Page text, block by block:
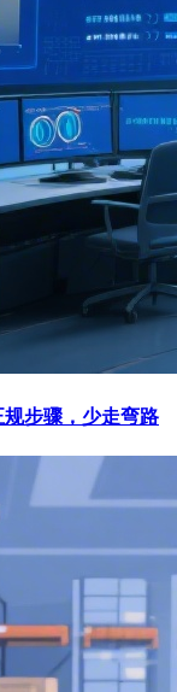
步骤，少走弯路